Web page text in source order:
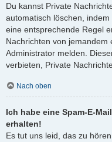
Du kannst Private
automatisch löschen,
eine entsprechende Regel
Nachrichten von jemandem
Administrator melden.
verbieten, Private
Nach oben
Ich habe eine Spam-E-
erhalten!
Es tut uns leid, das zu